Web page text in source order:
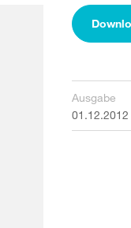
Ausgabe
01.12.2012